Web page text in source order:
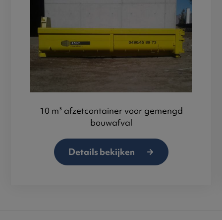
10 m³ afzetcontainer voor gemengd
bouwafval
Details bekijken